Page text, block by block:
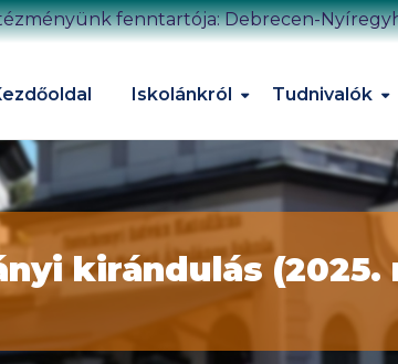
fenntartója: Debrecen-
Iskolánkról Tudnivalók
kirándulás (2025.